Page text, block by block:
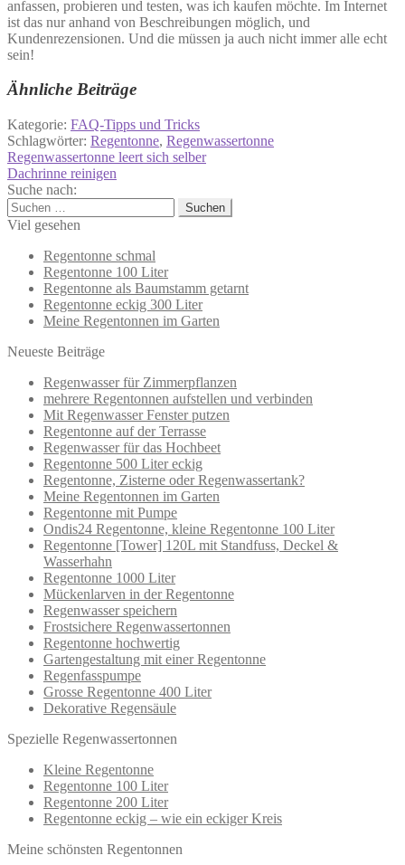
anfassen, probieren und testen, was ich kaufen möchte. Im Internet
ist das nur anhand von Beschreibungen möglich, und
Kundenrezensionen. Und die müssen ja auch nicht immer alle echt
sein!
Ähnliche Beiträge
Kategorie: FAQ-Tipps und Tricks
Schlagwörter: Regentonne, Regenwassertonne
Beitragsnavigation
Vorheriger
Beitrag:
Regenwassertonne leert sich selber
Nächster
Beitrag:
Dachrinne reinigen
Suche nach:
Suchen
nach:
Viel gesehen
Regentonne schmal
Regentonne 100 Liter
Regentonne als Baumstamm getarnt
Regentonne eckig 300 Liter
Meine Regentonnen im Garten
Neueste Beiträge
Regenwasser für Zimmerpflanzen
mehrere Regentonnen aufstellen und verbinden
Mit Regenwasser Fenster putzen
Regentonne auf der Terrasse
Regenwasser für das Hochbeet
Regentonne 500 Liter eckig
Regentonne, Zisterne oder Regenwassertank?
Meine Regentonnen im Garten
Regentonne mit Pumpe
Ondis24 Regentonne, kleine Regentonne 100 Liter
Regentonne [Tower] 120L mit Standfuss, Deckel &
Wasserhahn
Regentonne 1000 Liter
Mückenlarven in der Regentonne
Regenwasser speichern
Frostsichere Regenwassertonnen
Regentonne hochwertig
Gartengestaltung mit einer Regentonne
Regenfasspumpe
Grosse Regentonne 400 Liter
Dekorative Regensäule
Spezielle Regenwassertonnen
Kleine Regentonne
Regentonne 100 Liter
Regentonne 200 Liter
Regentonne eckig – wie ein eckiger Kreis
Meine schönsten Regentonnen